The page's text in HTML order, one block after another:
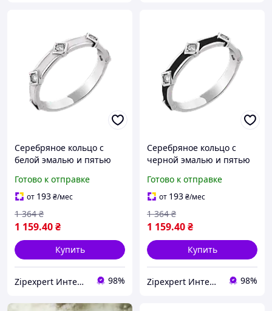
Серебряное кольцо с
белой эмалью и пятью
ромбах ZIPEXPERT
Готово к отправке
от 193₴/мес
1 159.40₴
1 364 ₴
Купить
Zipexpert Интернет-магазин по продаже ювелирных украшений и всего еще 98%
Серебряное кольцо с
черной эмалью и пятью
ромбах ZIPEXPERT
Готово к отправке
от 193₴/мес
1 159.40₴
1 364 ₴
Купить
Zipexpert Интернет-магазин по продаже ювелирных украшений и всего еще 98%